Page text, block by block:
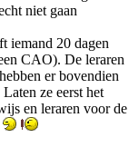
niet gaan
iemand 20 dagen
CAO). De leraren
er bovendien
ze eerst het
en leraren voor de